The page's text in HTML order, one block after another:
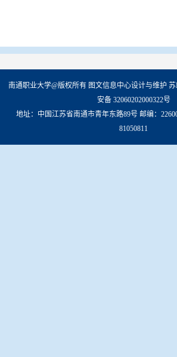
南通职业大学@版权所有 图文信息中心设计与维护 苏
安备 32060202000322号
地址：中国江苏省南通市青年东路89号 邮编：
81050811